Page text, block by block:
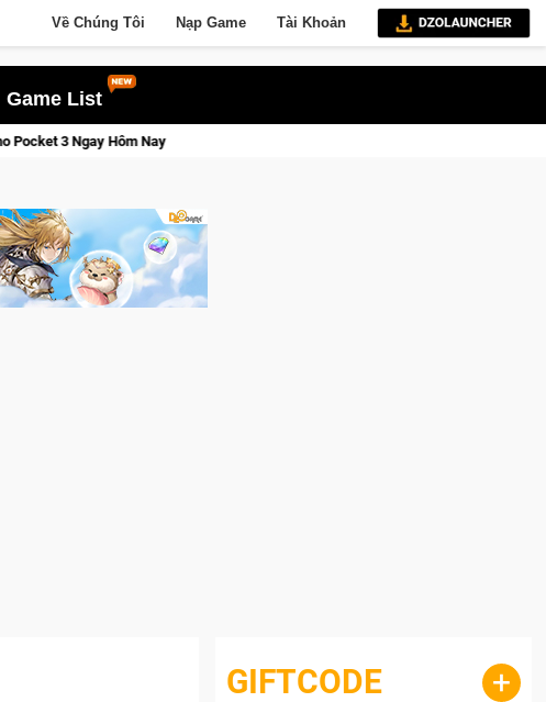
Về Chúng Tôi Nạp Game Tài Khoản
Game List
Lineage W – Quyền lực và tài phú sẽ về tay kẻ đoạt được Vương
GIFTCODE +